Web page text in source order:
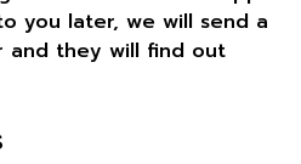
you later, we will send a
they will find out